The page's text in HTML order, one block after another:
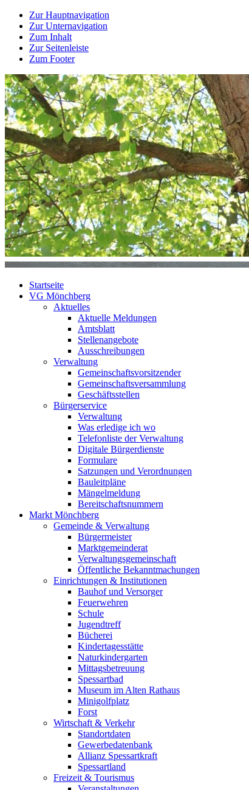
Zur Hauptnavigation
Zur Unternavigation
Zum Inhalt
Zur Seitenleiste
Zum Footer
Startseite
VG Mönchberg
Aktuelles
Aktuelle Meldungen
Amtsblatt
Stellenangebote
Ausschreibungen
Verwaltung
Gemeinschaftsvorsitzender
Gemeinschaftsversammlung
Geschäftsstellen
Bürgerservice
Verwaltung
Was erledige ich wo
Telefonliste der Verwaltung
Digitale Bürgerdienste
Formulare
Satzungen und Verordnungen
Bauleitpläne
Mängelmeldung
Bereitschaftsnummern
Markt Mönchberg
Gemeinde & Verwaltung
Bürgermeister
Marktgemeinderat
Verwaltungsgemeinschaft
Öffentliche Bekanntmachungen
Einrichtungen & Institutionen
Bauhof und Versorger
Feuerwehren
Schule
Jugendtreff
Bücherei
Kindertagesstätte
Naturkindergarten
Mittagsbetreuung
Spessartbad
Museum im Alten Rathaus
Minigolfplatz
Forst
Wirtschaft & Verkehr
Standortdaten
Gewerbedatenbank
Allianz Spessartkraft
Spessartland
Freizeit & Tourismus